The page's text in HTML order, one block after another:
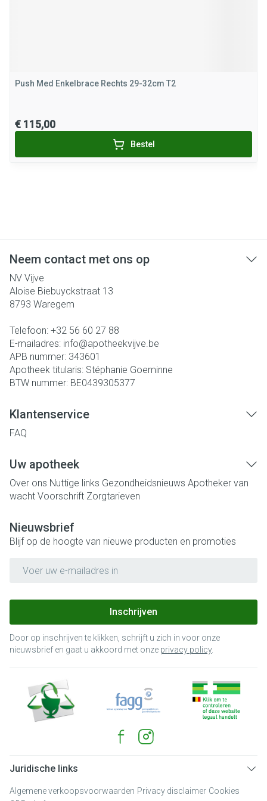
Push Med Enkelbrace Rechts 29-32cm T2
€ 115,00
Bestel
Neem contact met ons op
NV Vijve
Aloise Biebuyckstraat 13
8793 Waregem
Telefoon: +32 56 60 27 88
E-mailadres: info@apotheekvijve.be
APB nummer: 343601
Apotheek titularis: Stéphanie Goeminne
BTW nummer: BE0439305377
Klantenservice
FAQ
Uw apotheek
Over ons Nuttige links Gezondheidsnieuws Apotheker van
wacht Voorschrift Zorgtarieven
Nieuwsbrief
Blijf op de hoogte van nieuwe producten en promoties
Inschrijven
Door op inschrijven te klikken, schrijft u zich in voor onze
nieuwsbrief en gaat u akkoord met onze privacy policy.
Juridische links
Algemene verkoopsvoorwaarden Privacy disclaimer Cookies